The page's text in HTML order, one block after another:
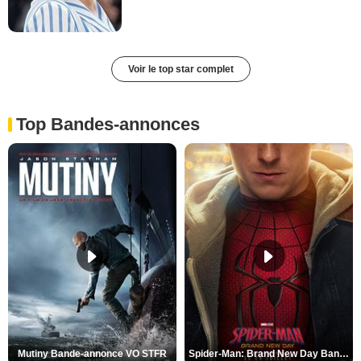
Voir le top star complet
Top Bandes-annonces
Mutiny Bande-annonce VO STFR Spider-Man: Brand New Day Bande-annonce VO STFR